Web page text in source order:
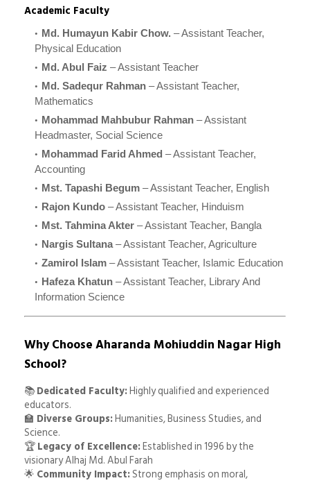
Academic Faculty
Md. Humayun Kabir Chow. – Assistant Teacher,
Physical Education
Md. Abul Faiz – Assistant Teacher
Md. Sadequr Rahman – Assistant Teacher,
Mathematics
Mohammad Mahbubur Rahman – Assistant
Headmaster, Social Science
Mohammad Farid Ahmed – Assistant Teacher,
Accounting
Mst. Tapashi Begum – Assistant Teacher, English
Rajon Kundo – Assistant Teacher, Hinduism
Mst. Tahmina Akter – Assistant Teacher, Bangla
Nargis Sultana – Assistant Teacher, Agriculture
Zamirol Islam – Assistant Teacher, Islamic Education
Hafeza Khatun – Assistant Teacher, Library And
Information Science
Why Choose Aharanda Mohiuddin Nagar High
School?
📚Dedicated Faculty:Highly qualified and experienced
educators.
🏫 Diverse Groups:Humanities, Business Studies, and
Science.
🏆Legacy of Excellence:Established in 1996 by the
visionary Alhaj Md. Abul Farah
🌟 Community Impact:Strong emphasis on moral,